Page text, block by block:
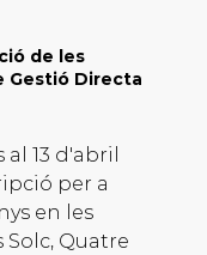
de les
Gestió Directa
13 d'abril
per a
en les
Quatre